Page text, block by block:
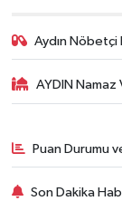
Aydın Nöbetçi
AYDIN Namaz
Puan Durumu
Son Dakika